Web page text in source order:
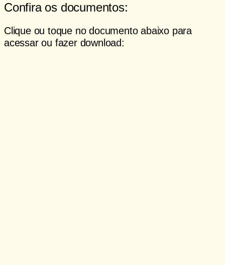
Confira os documentos:
Clique ou toque no documento abaixo para
acessar ou fazer download: